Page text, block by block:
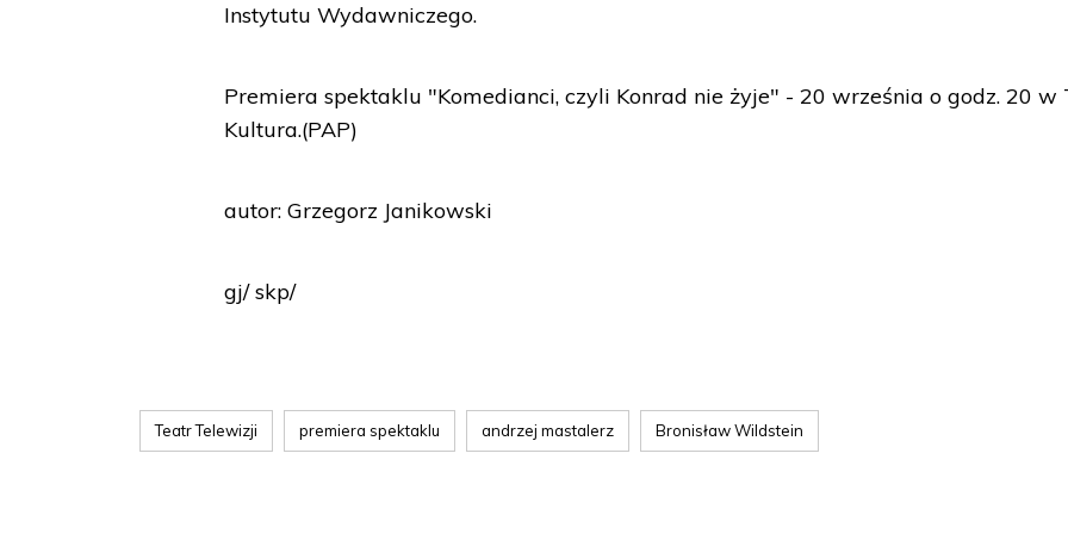
Instytutu Wydawniczego.
Premiera spektaklu "Komedianci, czyli Konrad nie żyje" - 20 września o godz. 20 w
Kultura.(PAP)
autor: Grzegorz Janikowski
gj/ skp/
Teatr Telewizji premiera spektaklu andrzej mastalerz Bronisław Wildstein